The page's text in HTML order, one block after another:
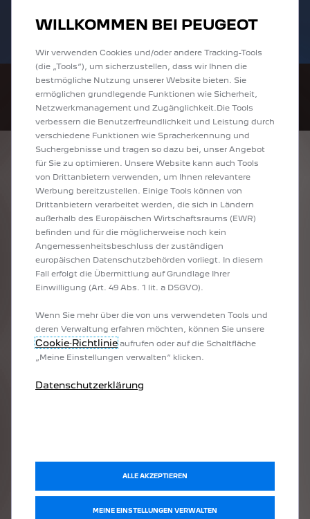
E-Autos und Plug-In-Hybride. Mehr
erfahren >>
2008 zu attraktiven Leasingraten
entdecken!
ENTDECKEN SIE
ALLE 408
NEUWAGEN MIT
BENZIN / MILD-
HYBRID ANTRIEB
WILLKOMMEN BEI PEUGEOT
Wir verwenden Cookies und/oder andere Tracking-Tools
(die „Tools“), um sicherzustellen, dass wir Ihnen die
bestmögliche Nutzung unserer Website bieten. Sie
ermöglichen grundlegende Funktionen wie Sicherheit,
Netzwerkmanagement und Zugänglichkeit.Die Tools
verbessern die Benutzerfreundlichkeit und Leistung durch
verschiedene Funktionen wie Spracherkennung und
Suchergebnisse und tragen so dazu bei, unser Angebot
für Sie zu optimieren. Unsere Website kann auch Tools
von Drittanbietern verwenden, um Ihnen relevantere
Werbung bereitzustellen. Einige Tools können von
Drittanbietern verarbeitet werden, die sich in Ländern
außerhalb des Europäischen Wirtschaftsraums (EWR)
befinden und für die möglicherweise noch kein
Angemessenheitsbeschluss der zuständigen
europäischen Datenschutzbehörden vorliegt. In diesem
Fall erfolgt die Übermittlung auf Grundlage Ihrer
Einwilligung (Art. 49 Abs. 1 lit. a DSGVO).
Wenn Sie mehr über die von uns verwendeten Tools und
deren Verwaltung erfahren möchten, können Sie unsere
Cookie‑Richtlinieaufrufen oder auf die Schaltfläche
„Meine Einstellungen verwalten“ klicken.
Datenschutzerklärung
MEINE EINSTELLUNGEN VERWALTEN
ALLE AKZEPTIEREN